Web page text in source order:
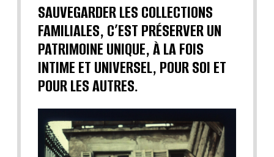
SAUVEGARDER LES COLLECTIONS
FAMILIALES, C’EST PRÉSERVER UN
PATRIMOINE UNIQUE, À LA FOIS
INTIME ET UNIVERSEL, POUR SOI ET
POUR LES AUTRES.